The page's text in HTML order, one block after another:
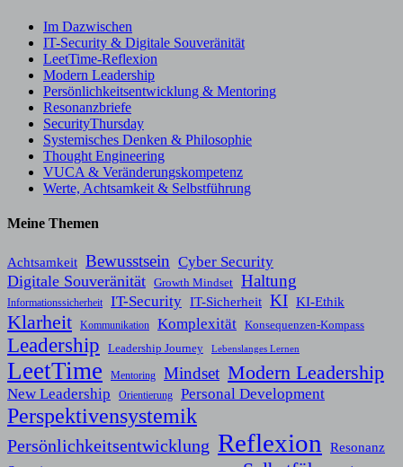
Im Dazwischen
IT-Security & Digitale Souveränität
LeetTime-Reflexion
Modern Leadership
Persönlichkeitsentwicklung & Mentoring
Resonanzbriefe
SecurityThursday
Systemisches Denken & Philosophie
Thought Engineering
VUCA & Veränderungskompetenz
Werte, Achtsamkeit & Selbstführung
Meine Themen
Achtsamkeit Bewusstsein Cyber Security
Digitale Souveränität Growth Mindset Haltung
Informationssicherheit IT-Security IT-Sicherheit KI KI-Ethik
Klarheit Kommunikation Komplexität Konsequenzen-Kompass
Leadership Leadership Journey Lebenslanges Lernen
LeetTime Mentoring Mindset Modern Leadership
New Leadership Orientierung Personal Development
Perspektivensystemik
Persönlichkeitsentwicklung Reflexion
Resonanz